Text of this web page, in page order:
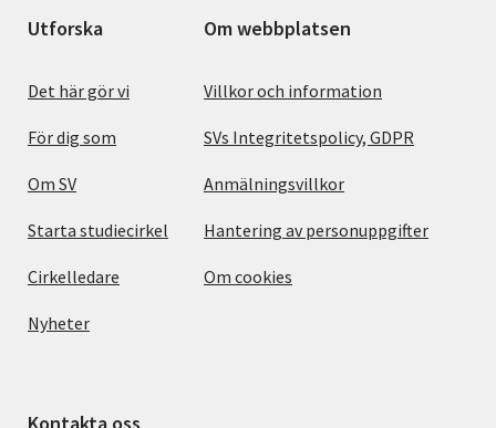
Utforska
Det här gör vi
För dig som
Om SV
Starta studiecirkel
Cirkelledare
Nyheter
Om webbplatsen
Villkor och information
SVs Integritetspolicy, GDPR
Anmälningsvillkor
Hantering av personuppgifter
Om cookies
Kontakta oss